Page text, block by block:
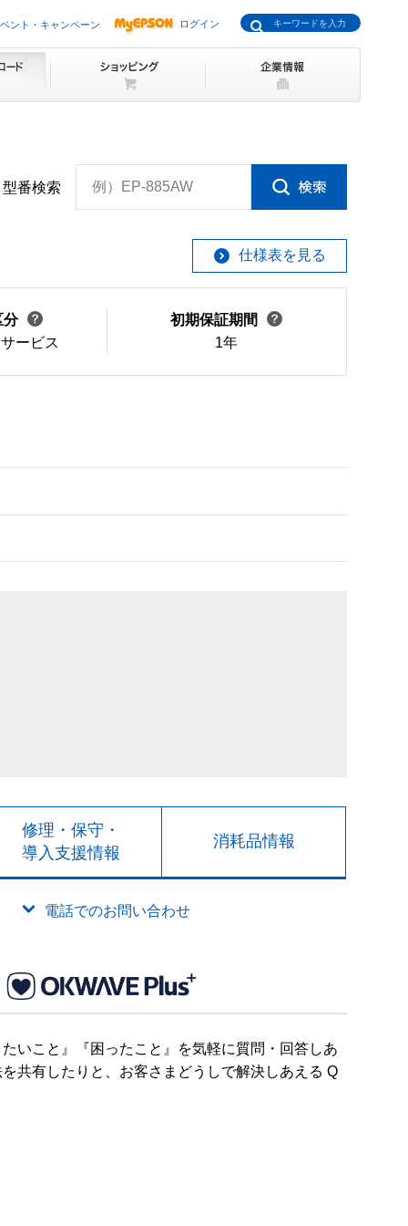
ント・キャンペーン ログイン
型番検索 例）EP-885AW
仕様表を見る
分
ービス
初期保証期間
1年
修理・保守・
導入支援情報
消耗品情報
電話でのお問い合わせ
いこと』『困ったこと』を気軽に質問・回答しあ
共有したりと、お客さまどうしで解決しあえる Q